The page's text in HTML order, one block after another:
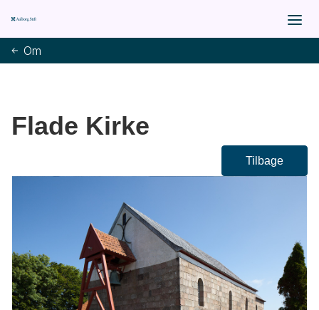
Om
Flade Kirke
Tilbage